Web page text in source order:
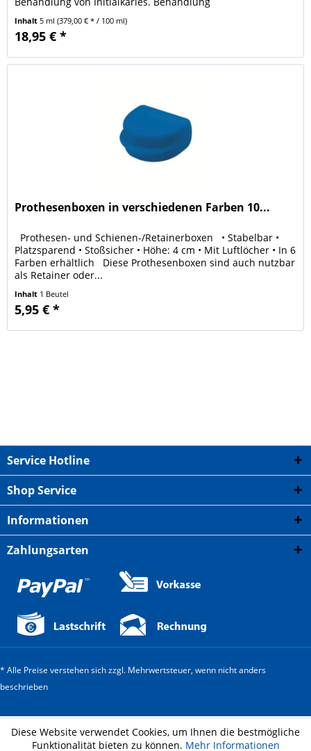
Inhalt 5 ml(379,00 € * / 100 ml)
18,95 € *
Prothesenboxen in verschiedenen Farben 10...
Prothesen- und Schienen-/Retainerboxen • Stabelbar •
Platzsparend • Stoßsicher • Höhe: 4 cm • Mit Luftlöcher • In 6
Farben erhältlich Diese Prothesenboxen sind auch nutzbar
als Retainer oder...
Inhalt 1 Beutel
5,95 € *
Service Hotline
Shop Service
Informationen
Zahlungsarten
* Alle Preise verstehen sich zzgl. Mehrwertsteuer, wenn nicht anders
beschrieben
Diese Website verwendet Cookies, um Ihnen die bestmögliche
Funktionalität bieten zu können. Mehr Informationen